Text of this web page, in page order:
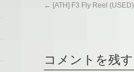
← [ATH] F3 Fly Reel (USED)
コメントを残す